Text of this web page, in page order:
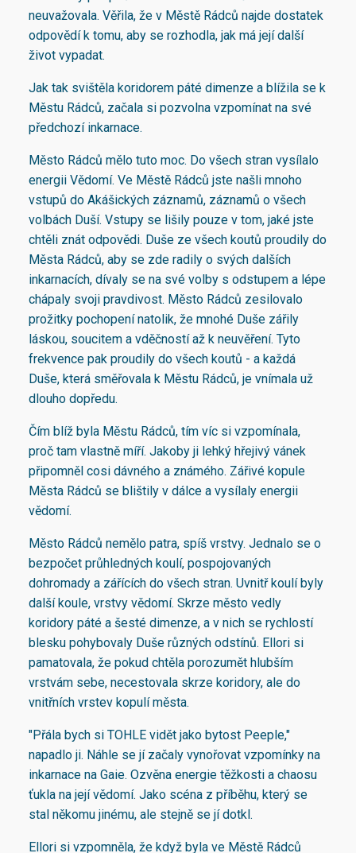
neuvažovala. Věřila, že v Městě Rádců najde dostatek
odpovědí k tomu, aby se rozhodla, jak má její další
život vypadat.
Jak tak svištěla koridorem páté dimenze a blížila se k
Městu Rádců, začala si pozvolna vzpomínat na své
předchozí inkarnace.
Město Rádců mělo tuto moc. Do všech stran vysílalo
energii Vědomí. Ve Městě Rádců jste našli mnoho
vstupů do Akášických záznamů, záznamů o všech
volbách Duší. Vstupy se lišily pouze v tom, jaké jste
chtěli znát odpovědi. Duše ze všech koutů proudily do
Města Rádců, aby se zde radily o svých dalších
inkarnacích, dívaly se na své volby s odstupem a lépe
chápaly svoji pravdivost. Město Rádců zesilovalo
prožitky pochopení natolik, že mnohé Duše zářily
láskou, soucitem a vděčností až k neuvěření. Tyto
frekvence pak proudily do všech koutů - a každá
Duše, která směřovala k Městu Rádců, je vnímala už
dlouho dopředu.
Čím blíž byla Městu Rádců, tím víc si vzpomínala,
proč tam vlastně míří. Jakoby ji lehký hřejivý vánek
připomněl cosi dávného a známého. Zářivé kopule
Města Rádců se blištily v dálce a vysílaly energii
vědomí.
Město Rádců nemělo patra, spíš vrstvy. Jednalo se o
bezpočet průhledných koulí, pospojovaných
dohromady a zářících do všech stran. Uvnitř koulí byly
další koule, vrstvy vědomí. Skrze město vedly
koridory páté a šesté dimenze, a v nich se rychlostí
blesku pohybovaly Duše různých odstínů. Ellori si
pamatovala, že pokud chtěla porozumět hlubším
vrstvám sebe, necestovala skrze koridory, ale do
vnitřních vrstev kopulí města.
"Přála bych si TOHLE vidět jako bytost Peeple,"
napadlo ji. Náhle se jí začaly vynořovat vzpomínky na
inkarnace na Gaie. Ozvěna energie těžkosti a chaosu
ťukla na její vědomí. Jako scéna z příběhu, který se
stal někomu jinému, ale stejně se jí dotkl.
Ellori si vzpomněla, že když byla ve Městě Rádců